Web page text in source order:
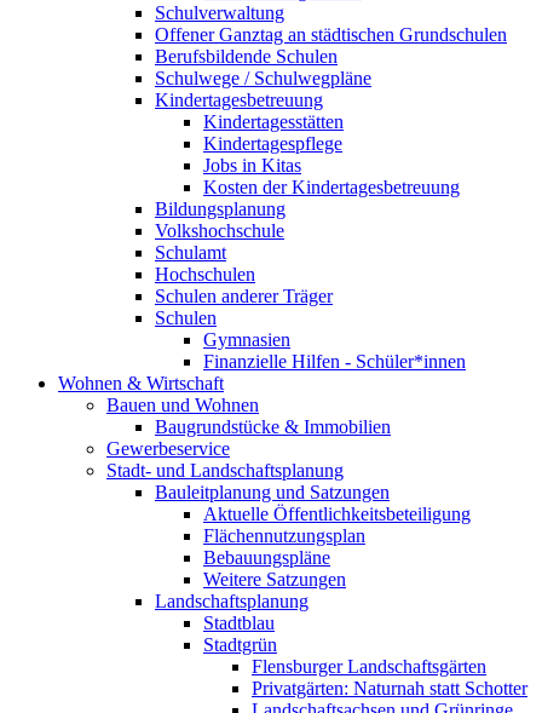
Schulverwaltung
Offener Ganztag an städtischen Grundschulen
Berufsbildende Schulen
Schulwege / Schulwegpläne
Kindertagesbetreuung
Kindertagesstätten
Kindertagespflege
Jobs in Kitas
Kosten der Kindertagesbetreuung
Bildungsplanung
Volkshochschule
Schulamt
Hochschulen
Schulen anderer Träger
Schulen
Gymnasien
Finanzielle Hilfen - Schüler*innen
Wohnen & Wirtschaft
Bauen und Wohnen
Baugrundstücke & Immobilien
Gewerbeservice
Stadt- und Landschaftsplanung
Bauleitplanung und Satzungen
Aktuelle Öffentlichkeitsbeteiligung
Flächennutzungsplan
Bebauungspläne
Weitere Satzungen
Landschaftsplanung
Stadtblau
Stadtgrün
Flensburger Landschaftsgärten
Privatgärten: Naturnah statt Schotter